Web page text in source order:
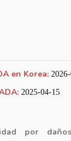
en Korea:
2025-04-15
por